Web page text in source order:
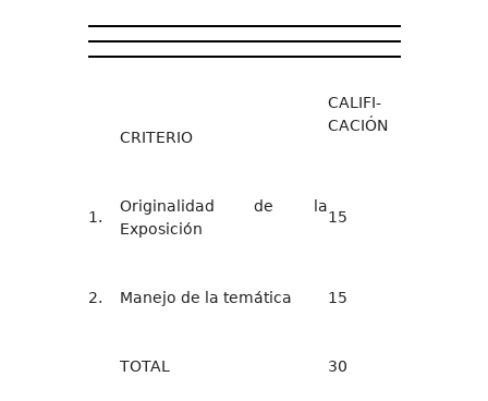
CRITERIO
CALIFI-
CACIÓN
1.
Originalidad de la
Exposición
15
2. Manejo de la temática 15
TOTAL 30